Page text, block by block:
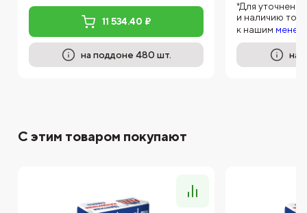
11 534.40 ₽
на поддоне 480 шт.
*Для
и наличию
к нашим
на
С этим товаром покупают